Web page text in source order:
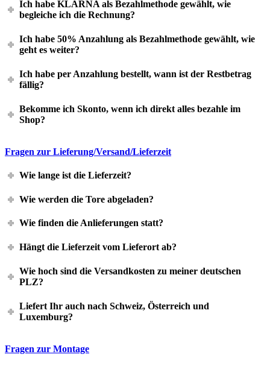
Ich habe KLARNA als Bezahlmethode gewählt, wie
begleiche ich die Rechnung?
Ich habe 50% Anzahlung als Bezahlmethode gewählt, wie
geht es weiter?
Ich habe per Anzahlung bestellt, wann ist der Restbetrag
fällig?
Bekomme ich Skonto, wenn ich direkt alles bezahle im
Shop?
Fragen zur Lieferung/Versand/Lieferzeit
Wie lange ist die Lieferzeit?
Wie werden die Tore abgeladen?
Wie finden die Anlieferungen statt?
Hängt die Lieferzeit vom Lieferort ab?
Wie hoch sind die Versandkosten zu meiner deutschen
PLZ?
Liefert Ihr auch nach Schweiz, Österreich und
Luxemburg?
Fragen zur Montage